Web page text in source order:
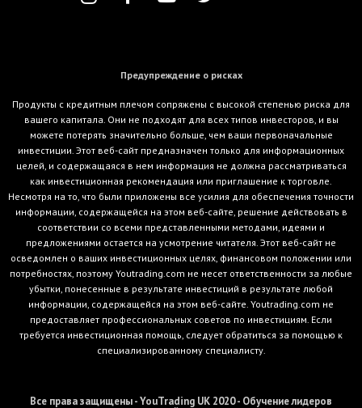
Предупреждение о рисках
Продукты с кредитным плечом сопряжены с высокой степенью риска для
вашего капитала. Они не подходят для всех типов инвесторов, и вы
можете потерять значительно больше, чем ваши первоначальные
инвестиции. Этот веб-сайт предназначен только для информационных
целей, и содержащаяся в нем информация не должна рассматриваться
как инвестиционная рекомендация или приглашение к торговле.
Несмотря на то, что были приложены все усилия для обеспечения точности
информации, содержащейся на этом веб-сайте, решение действовать в
соответствии со всеми представленными методами, идеями и
предложениями остается на усмотрение читателя. Этот веб-сайт не
осведомлен о ваших инвестиционных целях, финансовом положении или
потребностях, поэтому Youtrading.com не несет ответственности за любые
убытки, понесенные в результате инвестиций в результате любой
информации, содержащейся на этом веб-сайте. Youtrading.com не
предоставляет профессиональных советов по инвестициям. Если
требуется инвестиционная помощь, следует обратиться за помощью к
специализированному специалисту.
Все права защищены - YouTrading UK 2020 - Обучение лидеров